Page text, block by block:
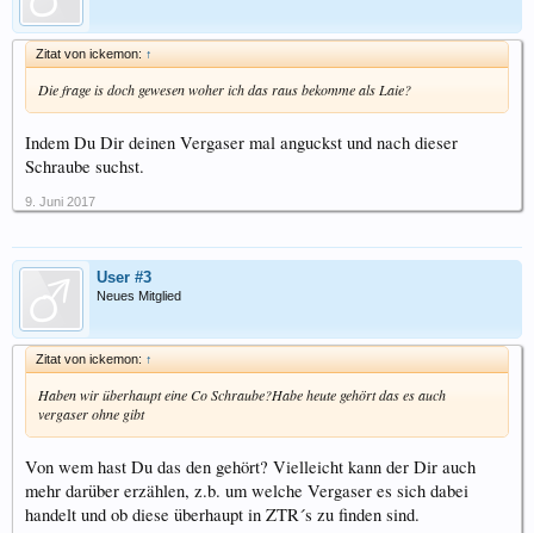
Zitat von ickemon: ↑
Die frage is doch gewesen woher ich das raus bekomme als Laie?
Indem Du Dir deinen Vergaser mal anguckst und nach dieser
Schraube suchst.
9. Juni 2017
User #3
Neues Mitglied
Zitat von ickemon: ↑
Haben wir überhaupt eine Co Schraube?Habe heute gehört das es auch
vergaser ohne gibt
Von wem hast Du das den gehört? Vielleicht kann der Dir auch
mehr darüber erzählen, z.b. um welche Vergaser es sich dabei
handelt und ob diese überhaupt in ZTR´s zu finden sind.